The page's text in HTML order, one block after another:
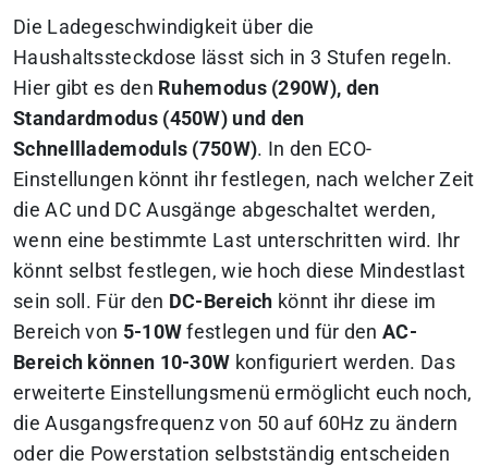
Die Ladegeschwindigkeit über die
Haushaltssteckdose lässt sich in 3 Stufen regeln.
Hier gibt es den Ruhemodus (290W), den
Standardmodus (450W) und den
Schnelllademoduls (750W). In den ECO-
Einstellungen könnt ihr festlegen, nach welcher Zeit
die AC und DC Ausgänge abgeschaltet werden,
wenn eine bestimmte Last unterschritten wird. Ihr
könnt selbst festlegen, wie hoch diese Mindestlast
sein soll. Für den DC-Bereich könnt ihr diese im
Bereich von 5-10W festlegen und für denAC-
Bereich können 10-30W konfiguriert werden. Das
erweiterte Einstellungsmenü ermöglicht euch noch,
die Ausgangsfrequenz von 50 auf 60Hz zu ändern
oder die Powerstation selbstständig entscheiden